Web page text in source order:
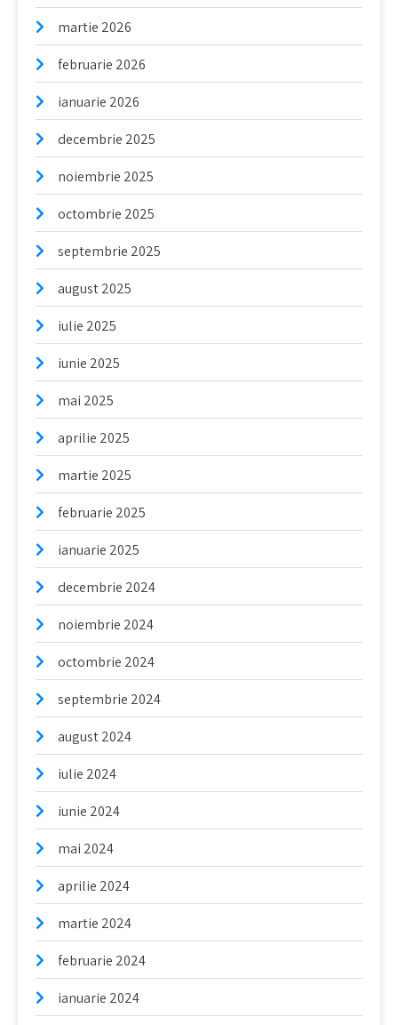
martie 2026
februarie 2026
ianuarie 2026
decembrie 2025
noiembrie 2025
octombrie 2025
septembrie 2025
august 2025
iulie 2025
iunie 2025
mai 2025
aprilie 2025
martie 2025
februarie 2025
ianuarie 2025
decembrie 2024
noiembrie 2024
octombrie 2024
septembrie 2024
august 2024
iulie 2024
iunie 2024
mai 2024
aprilie 2024
martie 2024
februarie 2024
ianuarie 2024